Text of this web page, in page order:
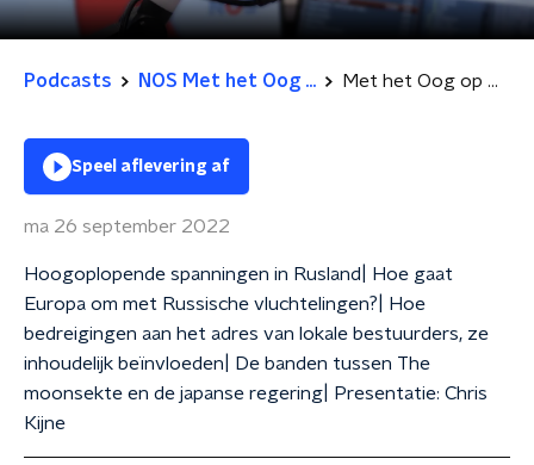
Podcasts NOS Met het Oog ... Met het Oog op Morgen 26-09-2022
Speel aflevering af
ma 26 september 2022
Hoogoplopende spanningen in Rusland| Hoe gaat
Europa om met Russische vluchtelingen?| Hoe
bedreigingen aan het adres van lokale bestuurders, ze
inhoudelijk beïnvloeden| De banden tussen The
moonsekte en de japanse regering| Presentatie: Chris
Kijne